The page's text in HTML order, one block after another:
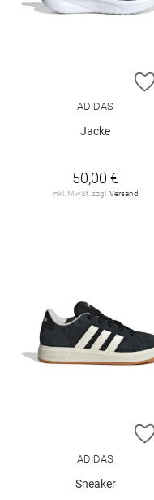
ADIDAS
Jacke
50,00 €
inkl. MwSt. zzgl. Versand
ADIDAS
Sneaker